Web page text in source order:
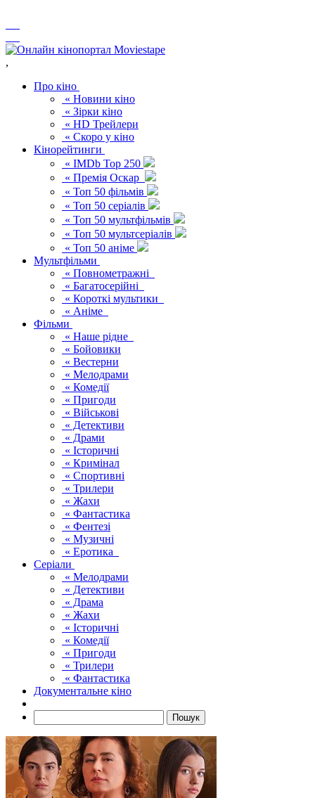
,
Про кіно
« Новини кіно
« Зірки кіно
« HD Трейлери
« Скоро у кіно
Кінорейтинги
« IMDb Top 250
« Премія Оскар
« Топ 50 фільмів
« Топ 50 серіалів
« Топ 50 мультфільмів
« Топ 50 мультсеріалів
« Топ 50 аніме
Мультфільми
« Повнометражні
« Багатосерійні
« Короткі мультики
« Аніме
Фільми
« Наше рідне
« Бойовики
« Вестерни
« Мелодрами
« Комедії
« Пригоди
« Військові
« Детективи
« Драми
« Історичні
« Кримінал
« Спортивні
« Трилери
« Жахи
« Фантастика
« Фентезі
« Музичні
« Еротика
Серіали
« Мелодрами
« Детективи
« Драма
« Жахи
« Історичні
« Комедії
« Пригоди
« Трилери
« Фантастика
Документальне кіно
Пошук